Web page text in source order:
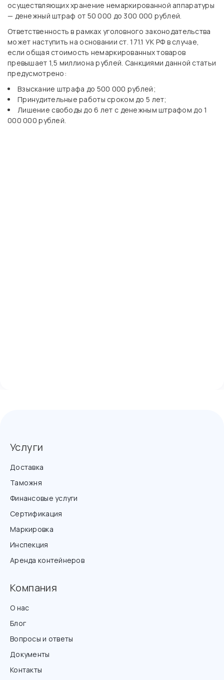
осуществляющих хранение немаркированной аппаратуры
— денежный штраф от 50 000 до 300 000 рублей.
Ответственность в рамках уголовного законодательства
может наступить на основании ст. 171.1 УК РФ в случае,
если общая стоимость немаркированных товаров
превышает 1,5 миллиона рублей. Санкциями данной статьи
предусмотрено:
Взыскание штрафа до 500 000 рублей;
Принудительные работы сроком до 5 лет;
Лишение свободы до 6 лет с денежным штрафом до 1
000 000 рублей.
Услуги
Доставка
Таможня
Финансовые услуги
Сертификация
Маркировка
Инспекция
Аренда контейнеров
Компания
О нас
Блог
Вопросы и ответы
Документы
Контакты